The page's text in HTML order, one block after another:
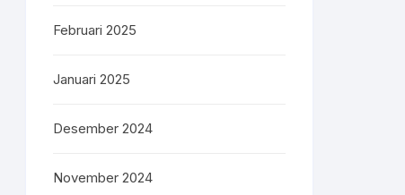
Februari 2025
Januari 2025
Desember 2024
November 2024